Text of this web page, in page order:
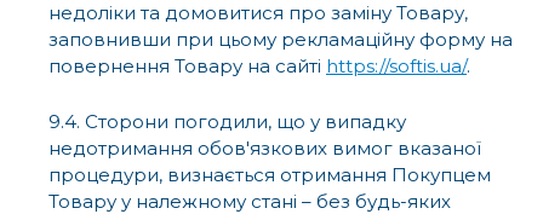
недоліки та домовитися про заміну Товару,
заповнивши при цьому рекламаційну форму на
повернення Товару на сайті https://softis.ua/.
9.4. Сторони погодили, що у випадку
недотримання обов'язкових вимог вказаної
процедури, визнається отримання Покупцем
Товару у належному стані – без будь-яких